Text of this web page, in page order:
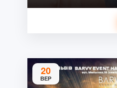
20
ВЕР